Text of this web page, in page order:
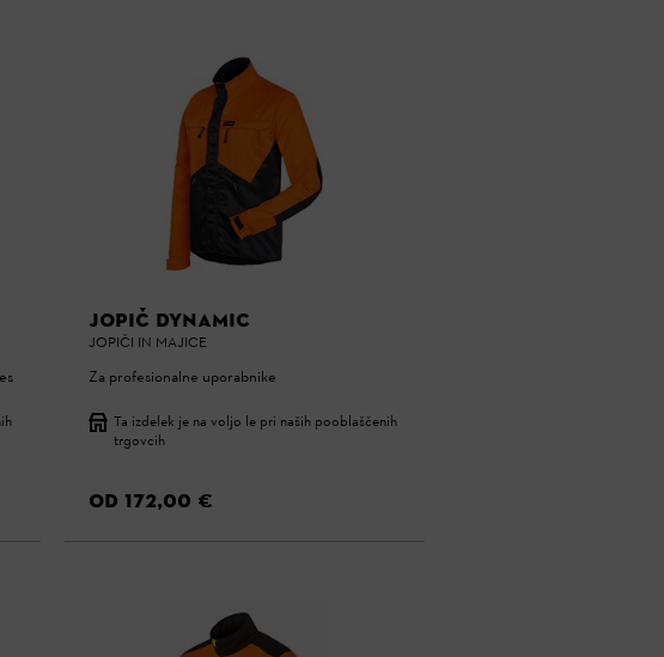
JOPIČ DYNAMIC
JOPIČI IN MAJICE
Za profesionalne uporabnike
Ta izdelek je na voljo le pri naših pooblaščenih
trgovcih
OD 172,00 €